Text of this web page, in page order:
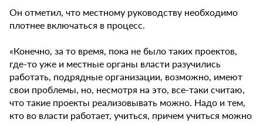
Он отметил, что местному руководству необходимо
плотнее включаться в процесс.
«Конечно, за то время, пока не было таких проектов,
где-то уже и местные органы власти разучились
работать, подрядные организации, возможно, имеют
свои проблемы, но, несмотря на это, все-таки считаю,
что такие проекты реализовывать можно. Надо и тем,
кто во власти работает, учиться, причем учиться можно